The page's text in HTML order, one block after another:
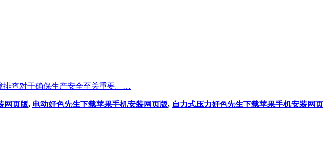
排查对于确保生产安全至关重要。…
网页版, 电动好色先生下载苹果手机安装网页版, 自力式压力好色先生下载苹果手机安装网页